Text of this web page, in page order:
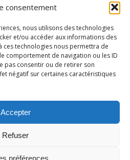
consentement
nous utilisons des technologies
et/ou accéder aux informations des
ces technologies nous permettra de
comportement de navigation ou les ID
pas consentir ou de retirer son
négatif sur certaines caractéristiques
Accepter
Refuser
préférences